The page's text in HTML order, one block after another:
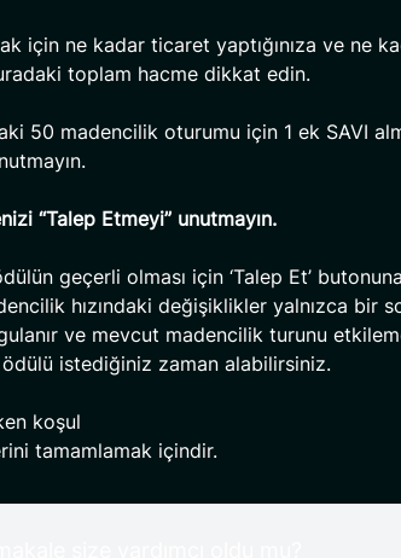
için ne kadar ticaret yaptığınıza ve ne
toplam hacme dikkat edin.
50 madencilik oturumu için 1 ek SAVI
“Talep Etmeyi” unutmayın.
geçerli olması için ‘Talep Et’ butonuna
hızındaki değişiklikler yalnızca bir
ve mevcut madencilik turunu
istediğiniz zaman alabilirsiniz.
koşul
tamamlamak içindir.